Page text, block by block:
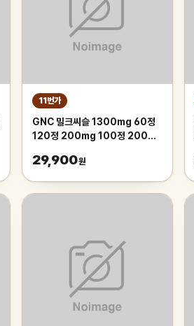
11번가
GNC 밀크씨슬 1300mg 60정
120정 200mg 100정 200정
29,900원